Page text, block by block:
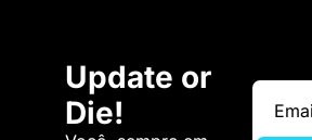
Update or
Die!